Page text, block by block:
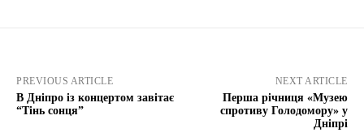
PREVIOUS ARTICLE
В Дніпро із концертом завітає
“Тінь сонця”
NEXT ARTICLE
Перша річниця «Музею
спротиву Голодомору» у
Дніпрі